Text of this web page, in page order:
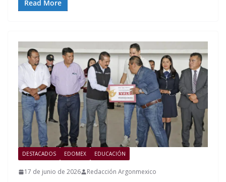
Read More
DESTACADOS EDOMEX EDUCACIÓN
17 de junio de 2026 Redacción Argonmexico